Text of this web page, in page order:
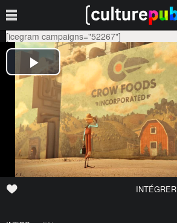
[icegram campaigns="52267"]
INTÉGRER